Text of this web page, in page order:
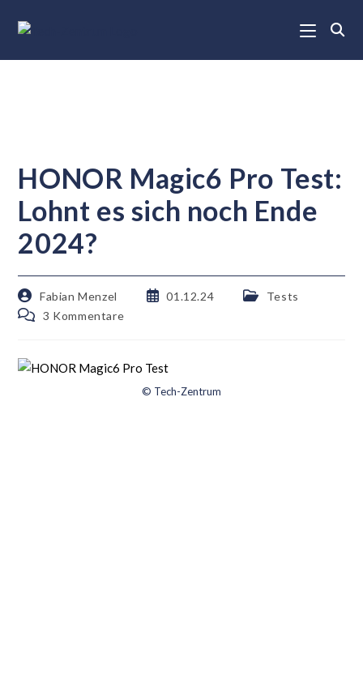
HONOR Magic6 Pro Test:
Lohnt es sich noch Ende
2024?
Fabian Menzel 01.12.24
Tests
3 Kommentare
© Tech-Zentrum